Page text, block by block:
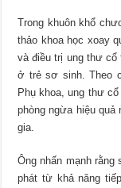
Trong khuôn khổ
thảo khoa học xoay
và điều trị ung thư cổ
ở trẻ sơ sinh. Theo
Phụ khoa, ung thư
phòng ngừa hiệu quả
gia.
Ông nhấn mạnh
phát từ khả năng